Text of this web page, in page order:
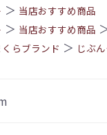
＞ 当店おすすめ商品
＞ 当店おすすめ商品
らブランド ＞ じぶ